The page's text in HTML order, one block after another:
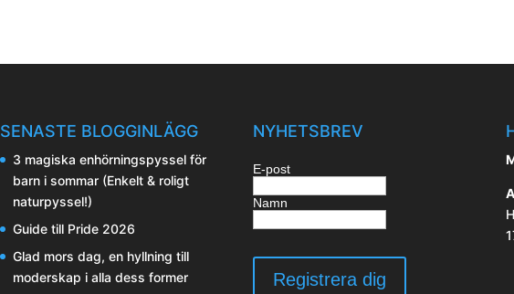
SENASTE BLOGGINLÄGG
3 magiska enhörningspyssel för
barn i sommar (Enkelt & roligt
naturpyssel!)
Guide till Pride 2026
Glad mors dag, en hyllning till
moderskap i alla dess former
NYHETSBREV
E-post
Namn